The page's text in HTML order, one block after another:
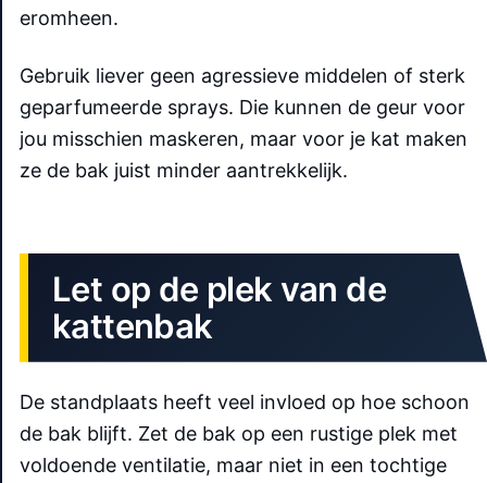
eromheen.
Gebruik liever geen agressieve middelen of sterk
geparfumeerde sprays. Die kunnen de geur voor
jou misschien maskeren, maar voor je kat maken
ze de bak juist minder aantrekkelijk.
Let op de plek van de
kattenbak
De standplaats heeft veel invloed op hoe schoon
de bak blijft. Zet de bak op een rustige plek met
voldoende ventilatie, maar niet in een tochtige